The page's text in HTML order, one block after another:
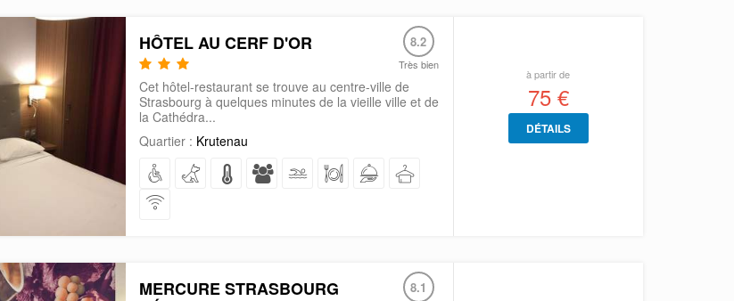
HÔTEL AU CERF D'OR 8.2
Très bien
Cet hôtel-restaurant se trouve au centre-ville de
Strasbourg à quelques minutes de la vieille ville et de
la Cathédra...
Quartier : Krutenau
à partir de
75 €
DÉTAILS
MERCURE STRASBOURG
8.1